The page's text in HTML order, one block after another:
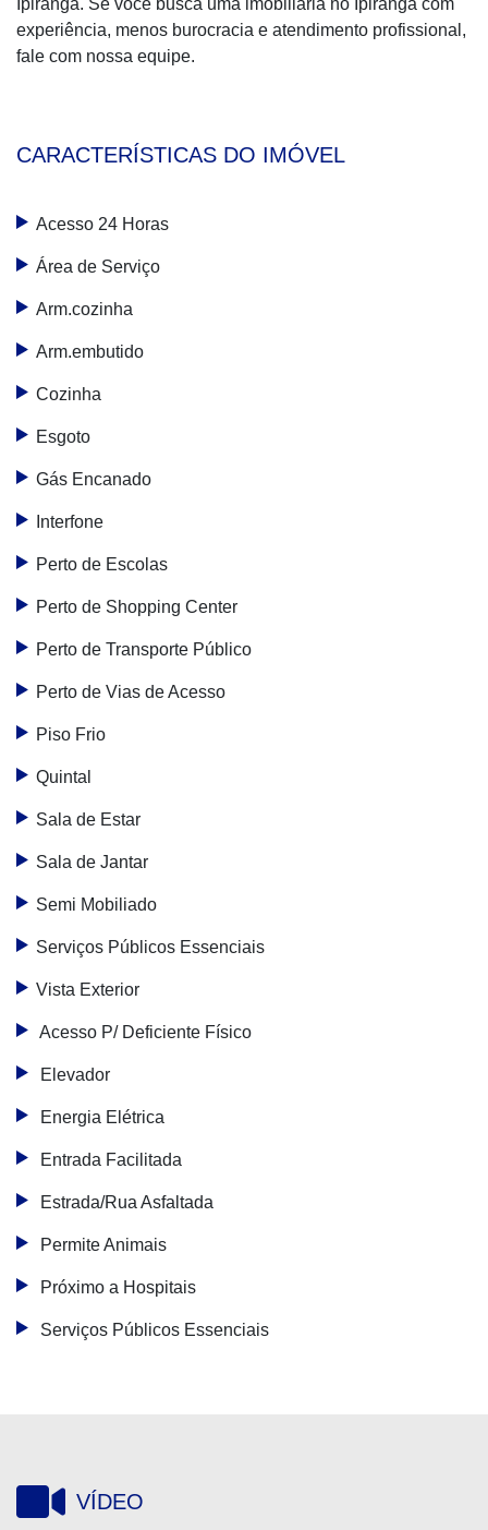
Ipiranga. Se você busca uma imobiliária no Ipiranga com
experiência, menos burocracia e atendimento profissional,
fale com nossa equipe.
CARACTERÍSTICAS DO IMÓVEL
Acesso 24 Horas
Área de Serviço
Arm.cozinha
Arm.embutido
Cozinha
Esgoto
Gás Encanado
Interfone
Perto de Escolas
Perto de Shopping Center
Perto de Transporte Público
Perto de Vias de Acesso
Piso Frio
Quintal
Sala de Estar
Sala de Jantar
Semi Mobiliado
Serviços Públicos Essenciais
Vista Exterior
Acesso P/ Deficiente Físico
Elevador
Energia Elétrica
Entrada Facilitada
Estrada/Rua Asfaltada
Permite Animais
Próximo a Hospitais
Serviços Públicos Essenciais
VÍDEO